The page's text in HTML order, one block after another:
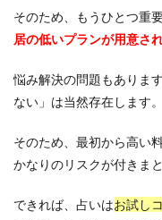
そのため、もうひとつ重
居の低いプランが用意さ
悩み解決の問題もありま
ない」は当然存在します。
そのため、最初から高い
かなりのリスクが付きまと
できれば、占いはお試し